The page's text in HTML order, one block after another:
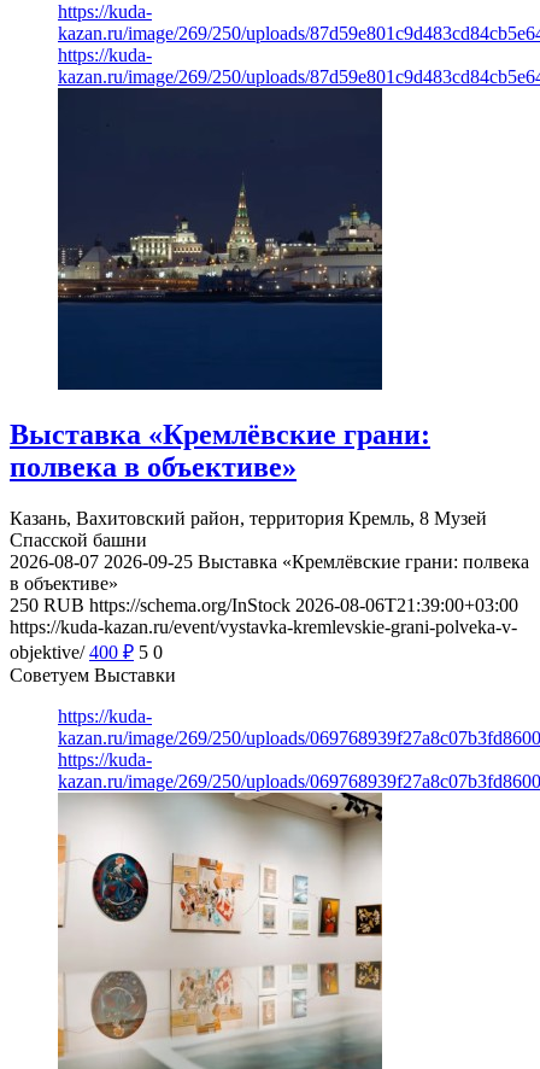
https://kuda-
kazan.ru/image/269/250/uploads/
https://kuda-
kazan.ru/image/269/250/uploads/
Выставка «Кремлёвские грани:
полвека в объективе»
Казань, Вахитовский район, территория Кремль, 8 Музей
Спасской башни
2026-08-07 2026-09-25 Выставка «Кремлёвские грани: полвека
в объективе»
250 RUB https://schema.org/InStock 2026-08-06T21:39:00+03:00
https://kuda-kazan.ru/event/vystavka-kremlevskie-grani-polveka-v-
objektive/ 400 ₽ 5 0
Советуем Выставки
https://kuda-
kazan.ru/image/269/250/uploads/
https://kuda-
kazan.ru/image/269/250/uploads/